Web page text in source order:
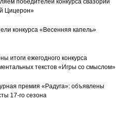
победителей конкурса свазорий
Цицерон»
конкурса «Весенняя капель»
итоги ежегодного конкурса
текстов «Игры со смыслом»
премия «Радуга»: объявлены
17-го сезона